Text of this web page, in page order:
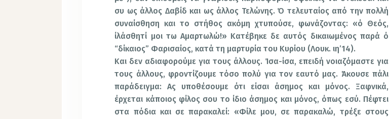
συ ως άλλος Δαβίδ και ως άλλος Τελώνης. Ό τελευταίος από την πολλή
συναίσθηση και το στήθος ακόμη χτυπούσε, φωνάζοντας: «ό Θεός,
ίλάσθητί μοι τω Αμαρτωλώ!» Κατέβηκε δε αυτός δικαιωμένος παρά ό
“δίκαιος” Φαρισαίος, κατά τη μαρτυρία του Κυρίου (Λουκ. ιη’14).
Και δεν αδιαφορούμε για τους άλλους. Ίσα-ίσα, επειδή νοιαζόμαστε για
τους άλλους, φροντίζουμε τόσο πολύ για τον εαυτό μας. Άκουσε πάλι
παράδειγμα: Ας υποθέσουμε ότι είσαι άσημος και μόνος. Ξαφνικά,
έρχεται κάποιος φίλος σου το ίδιο άσημος και μόνος, όπως εσύ. Πέφτει
στα πόδια και σε παρακαλεί: «Φίλε μου, σε παρακαλώ, τρέξε στους